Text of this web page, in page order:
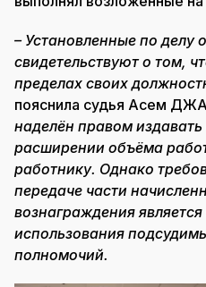
– Установленные по делу
свидетельствуют о том,
пределах своих
пояснила судья Асем
наделён правом
расширении объёма
работнику. Однако
передаче части
вознаграждения
использования
полномочий.